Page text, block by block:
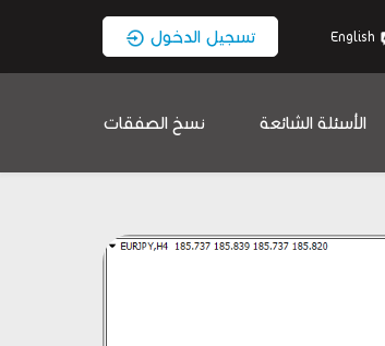
English تسجيل الدخول
الأسئلة الشائعة نسخ الصفقات